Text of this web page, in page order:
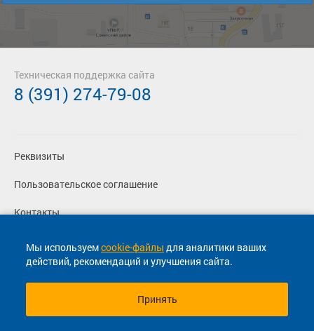
Мы используемcookie-файлы для аналитики ваших
действий, рекомендаций и улучшения сайта.
Принять
Реквизиты
Пользовательское соглашение
Контакты
Политика конфиденциальности
Перевозчикам
Техническая поддержка сайта
8 (391) 274-79-08
© 2013-2026, ООО "Капитал"- Онлайн сервис продажи